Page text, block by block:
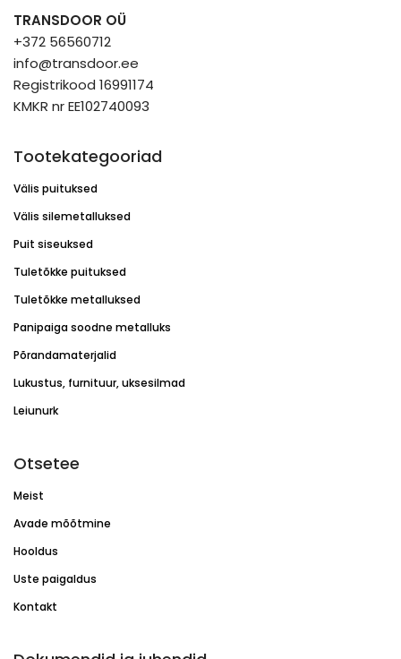
TRANSDOOR OÜ
+372 56560712
info@transdoor.ee
Registrikood 16991174
KMKR nr EE102740093
Tootekategooriad
Välis puituksed
Välis silemetalluksed
Puit siseuksed
Tuletõkke puituksed
Tuletõkke metalluksed
Panipaiga soodne metalluks
Põrandamaterjalid
Lukustus, furnituur, uksesilmad
Leiunurk
Otsetee
Meist
Avade mõõtmine
Hooldus
Uste paigaldus
Kontakt